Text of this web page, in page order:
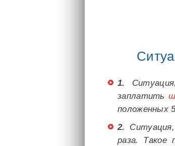
1.
заплатить
положенных
2.
раза. Такое